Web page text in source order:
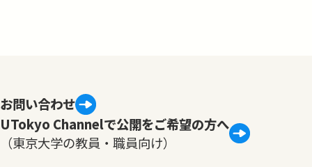
お問い合わせ
UTokyo Channelで公開をご希望の方へ
（東京大学の教員・職員向け）